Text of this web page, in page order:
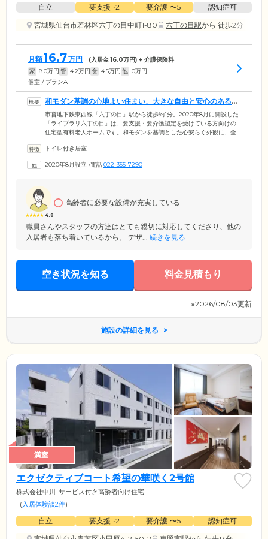
自立 要支援1•2 要介護1〜5
認知症可
宮城県仙台市若林区六丁の目中町1-80
六丁の目駅から 徒歩2分
月額16.7万円 (入居金16.0万円) + 介護保険料
家 8.0万円 管 4.2万円 食 4.5万円 他 0万円
個室 / プランA
和モダン基調の心地よい住まい、大きな自由と安心のある暮
らしです
市営地下鉄東西線「六丁の目」駅から徒歩約1分。2020年8月に開設した
「ライブラリ六丁の目」は、要支援・要介護認定を受けている方向けの
住宅型有料老人ホームです。和モダンを基調とした心安らぐ外観に、全
暮らしやすい住空間です。基本サービスは、毎日の安否確認や健康的な
活していただけるよう、心をこめてサポートします。オプションで訪問
トイレ付き居室
2020年8月設立 /電話022-355-7290
4.8
高齢者に必要な設備が充実している
職員さんやスタッフの方達はとても親切に対応してくださり、他の
入居者も落ち着いているから。 デザ... 続きを見る
空き状況を知る 料金見積もり
※2026/08/03更新
施設の詳細を見る
満室
エクゼクティブコート希望の華咲く2号館
株式会社中川
サービス付き高齢者向け住宅
(入居体験談2件)
自立 要支援1•2 要介護1〜5
認知症可